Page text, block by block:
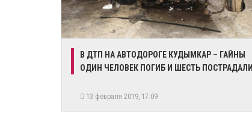
В ДТП НА АВТОДОРОГЕ КУДЫМКАР – ГАЙНЫ
ОДИН ЧЕЛОВЕК ПОГИБ И ШЕСТЬ ПОСТРАДАЛИ
13 февраля 2019, 17:09